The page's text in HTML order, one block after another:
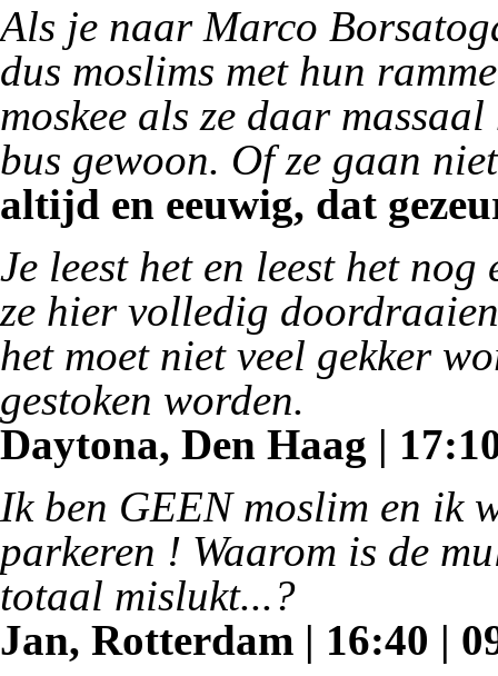
Als je naar Marco
dus moslims met hun
moskee als ze daar
bus gewoon. Of ze gaan
altijd en eeuwig, dat
Je leest het en leest het nog
ze hier volledig
het moet niet veel gekker
gestoken worden.
Daytona, Den Haag |
Ik ben GEEN moslim en ik
parkeren ! Waarom is de
totaal mislukt...?
Jan, Rotterdam | 16:40 |